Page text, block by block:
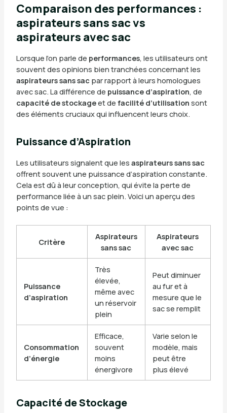
Comparaison des performances :
aspirateurs sans sac vs
aspirateurs avec sac
Lorsque l’on parle de performances, les utilisateurs ont
souvent des opinions bien tranchées concernant les
aspirateurs sans sacpar rapport à leurs homologues
avec sac. La différence de puissance d’aspiration, de
capacité de stockageet de facilité d’utilisation sont
des éléments cruciaux qui influencent leurs choix.
Puissance d’Aspiration
Les utilisateurs signalent que les aspirateurs sans sac
offrent souvent une puissance d’aspiration constante.
Cela est dû à leur conception, qui évite la perte de
performance liée à un sac plein. Voici un aperçu des
points de vue :
Critère
Aspirateurs
sans sac
Aspirateurs
avec sac
Puissance
d’aspiration
Très
élevée,
même avec
un réservoir
plein
Peut diminuer
au fur et à
mesure que le
sac se remplit
Consommation
d’énergie
Efficace,
souvent
moins
énergivore
Varie selon le
modèle, mais
peut être
plus élevé
Capacité de Stockage